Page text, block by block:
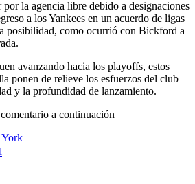
la agencia libre debido a designaciones
a los Yankees en un acuerdo de ligas
posibilidad, como ocurrió con Bickford a
avanzando hacia los playoffs, estos
ponen de relieve los esfuerzos del club
y la profundidad de lanzamiento.
a continuación
York